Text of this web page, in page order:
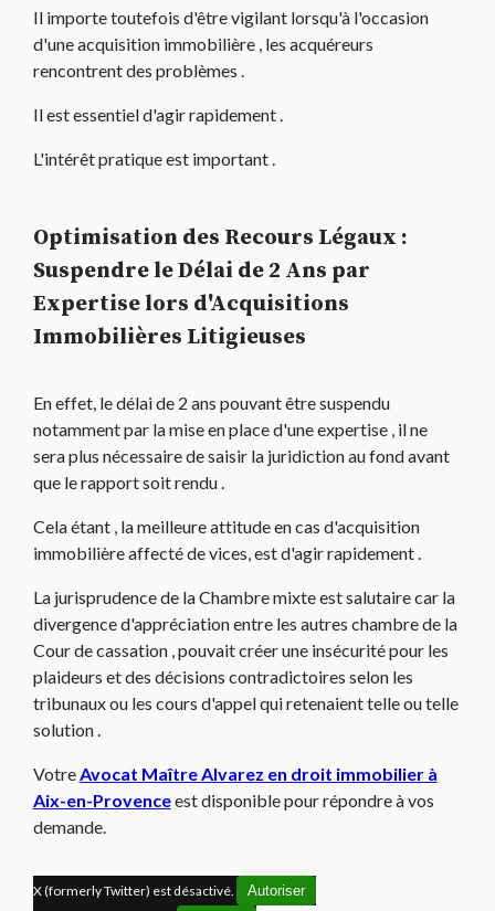
Il importe toutefois d'être vigilant lorsqu'à l'occasion
d'une acquisition immobilière , les acquéreurs
rencontrent des problèmes .
Il est essentiel d'agir rapidement .
L'intérêt pratique est important .
Optimisation des Recours Légaux :
Suspendre le Délai de 2 Ans par
Expertise lors d'Acquisitions
Immobilières Litigieuses
En effet, le délai de 2 ans pouvant être suspendu
notamment par la mise en place d'une expertise , il ne
sera plus nécessaire de saisir la juridiction au fond avant
que le rapport soit rendu .
Cela étant , la meilleure attitude en cas d'acquisition
immobilière affecté de vices, est d'agir rapidement .
La jurisprudence de la Chambre mixte est salutaire car la
divergence d'appréciation entre les autres chambre de la
Cour de cassation , pouvait créer une insécurité pour les
plaideurs et des décisions contradictoires selon les
tribunaux ou les cours d'appel qui retenaient telle ou telle
solution .
VotreAvocat Maître Alvarez en droit immobilierà
Aix-en-Provenceest disponible pour répondre à vos
demande.
X (formerly Twitter) est désactivé.
Autoriser